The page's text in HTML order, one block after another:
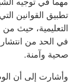
تطبيق القوانين
التعليمية، حيث
في الحد من انتشار
صحية وآمنة.
وأشارت إلى أن